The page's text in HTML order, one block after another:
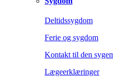
Deltidssygdom
Ferie og sygdom
Kontakt til den
Lægeerklæringer